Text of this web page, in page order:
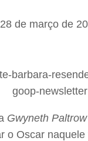
28 de março de
Gwyneth
o Oscar naquele